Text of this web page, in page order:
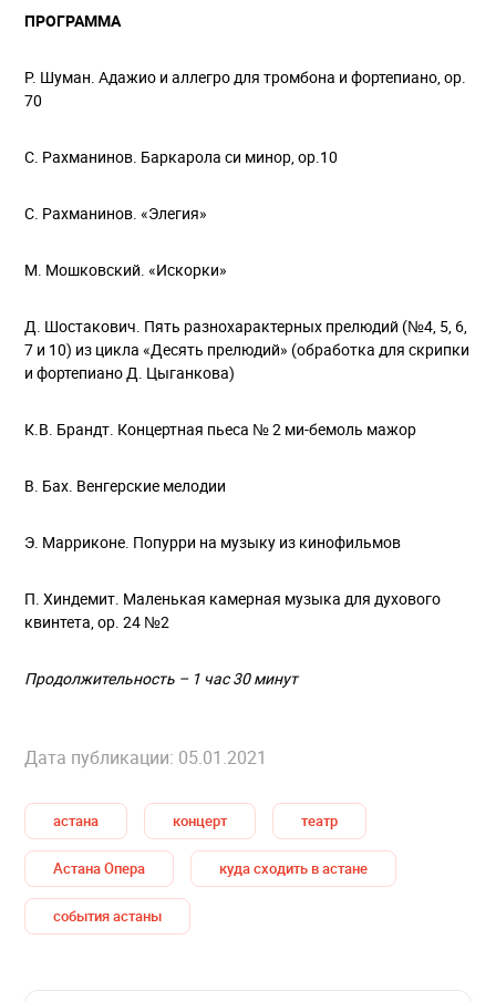
ПРОГРАММА
Р. Шуман. Адажио и аллегро для тромбона и фортепиано, op.
70
С. Рахманинов. Баркарола си минор, ор.10
С. Рахманинов. «Элегия»
М. Мошковский. «Искорки»
Д. Шостакович. Пять разнохарактерных прелюдий (№4, 5, 6,
7 и 10) из цикла «Десять прелюдий» (обработка для скрипки
и фортепиано Д. Цыганкова)
К.В. Брандт. Концертная пьеса № 2 ми-бемоль мажор
В. Бах. Венгерские мелодии
Э. Марриконе. Попурри на музыку из кинофильмов
П. Хиндемит. Маленькая камерная музыка для духового
квинтета, op. 24 №2
Продолжительность – 1 час 30 минут
Дата публикации: 05.01.2021
астана концерт театр
Астана Опера куда сходить в астане
события астаны